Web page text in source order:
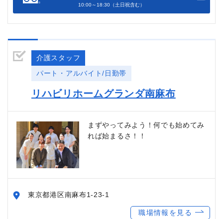
10:00～18:30（土日祝含む）
介護スタッフ
パート・アルバイト/日勤帯
リハビリホームグランダ南麻布
まずやってみよう！何でも始めてみ
れば始まるさ！！
東京都港区南麻布1-23-1
職場情報を見る